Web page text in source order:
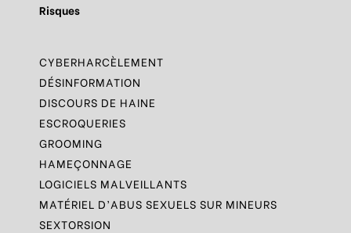
Risques
CYBERHARCÈLEMENT
DÉSINFORMATION
DISCOURS DE HAINE
ESCROQUERIES
GROOMING
HAMEÇONNAGE
LOGICIELS MALVEILLANTS
MATÉRIEL D’ABUS SEXUELS SUR MINEURS
SEXTORSION